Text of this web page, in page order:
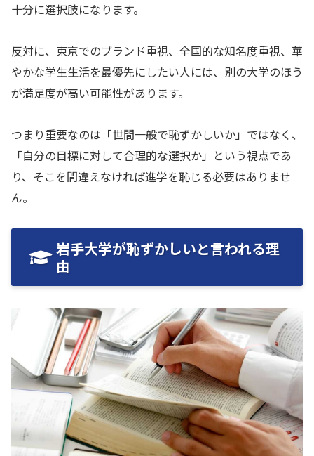
十分に選択肢になります。
反対に、東京でのブランド重視、全国的な知名度重視、華
やかな学生生活を最優先にしたい人には、別の大学のほう
が満足度が高い可能性があります。
つまり重要なのは「世間一般で恥ずかしいか」ではなく、
「自分の目標に対して合理的な選択か」という視点であ
り、そこを間違えなければ進学を恥じる必要はありませ
ん。
岩手大学が恥ずかしいと言われる理
由